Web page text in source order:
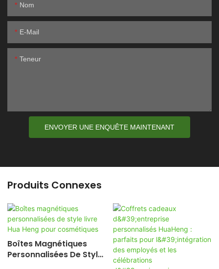
Nom
E-Mail
Teneur
ENVOYER UNE ENQUÊTE MAINTENANT
Produits Connexes
Boîtes Magnétiques
Personnalisées De Style